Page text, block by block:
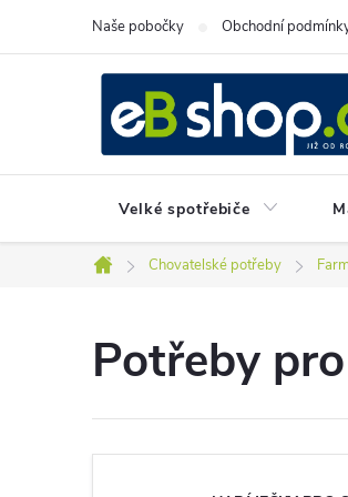
Naše pobočky Obchodní
Velké spotřebiče
Domů
Chovatelské potřeby
Potřeby